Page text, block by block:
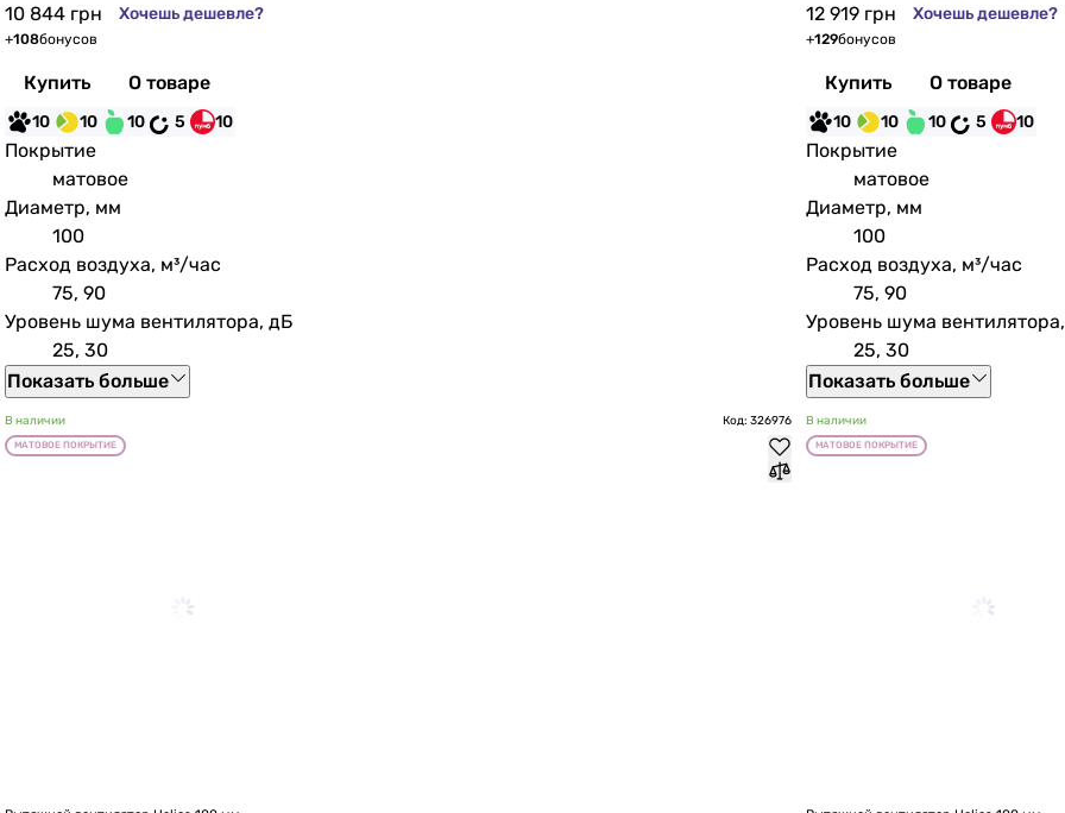
10 844 грн Хочешь дешевле?
+108бонусов
Купить О товаре
10 10 10 5 10
Покрытие
матовое
Диаметр, мм
100
Расход воздуха, м³/час
75, 90
Уровень шума вентилятора, дБ
25, 30
Показать больше
12 919 грн Хочешь дешевле?
+129бонусов
Купить О товаре
10 10 10 5 10
Покрытие
матовое
Диаметр, мм
100
Расход воздуха, м³/час
75, 90
Уровень шума
25, 30
Показать больше
В наличии Код: 326976
МАТОВОЕ ПОКРЫТИЕ
В наличии
МАТОВОЕ ПОКРЫТИЕ